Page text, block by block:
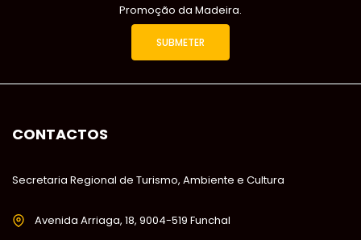
Promoção da Madeira.
CONTACTOS
Secretaria Regional de Turismo, Ambiente e Cultura
Avenida Arriaga, 18, 9004-519 Funchal